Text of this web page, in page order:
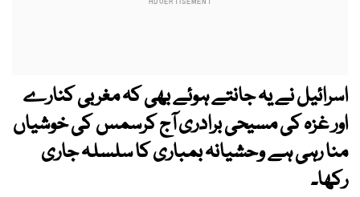
اسرائیل نے یہ جانتے ہوئے بھی کہ مغربی کنارے
اور غزہ کی مسیحی برادری آج کرسمس کی خوشیاں
منا رہی ہے وحشیانہ بمباری کا سلسلہ جاری
رکھا۔